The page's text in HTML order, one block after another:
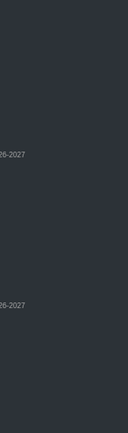
2027
2027